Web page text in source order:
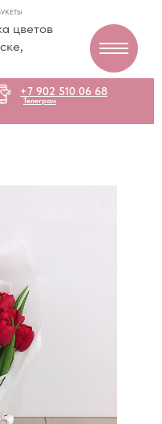
цветов
+7 902 510 06 68
Телеграм